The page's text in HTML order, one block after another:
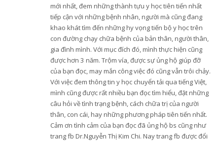
mới nhất, đem những thành tựu y học tiên tiến nhất
tiếp cận với những bệnh nhân, người mà cũng đang
khao khát tìm đến những hy vọng tiến bộ y học trên
con đường chạy chữa bệnh của bản thân, người thân,
gia đình mình. Với mục đích đó, mình thực hiện cũng
được hơn 3 năm. Trộm vía, được sự ủng hộ giúp đỡ
của bạn đọc, may mắn công việc đó cũng vẫn trôi chảy.
Với việc đem thông tin y học chuyển tải qua tiếng Việt,
mình cũng được rất nhiều bạn đọc tìm hiểu, đặt những
câu hỏi về tình trạng bệnh, cách chữa trị của người
thân, con cái, hay những phương pháp tiên tiến nhất.
Cảm ơn tình cảm của bạn đọc đã ủng hộ bs cũng như
trang fb Dr.Nguyễn Thị Kim Chi. Nay trang fb được đổi